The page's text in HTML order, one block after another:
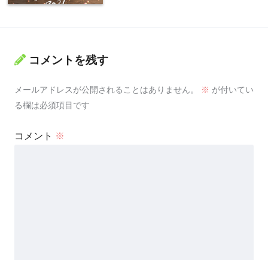
コメントを残す
メールアドレスが公開されることはありません。 ※ が付いてい
る欄は必須項目です
コメント ※